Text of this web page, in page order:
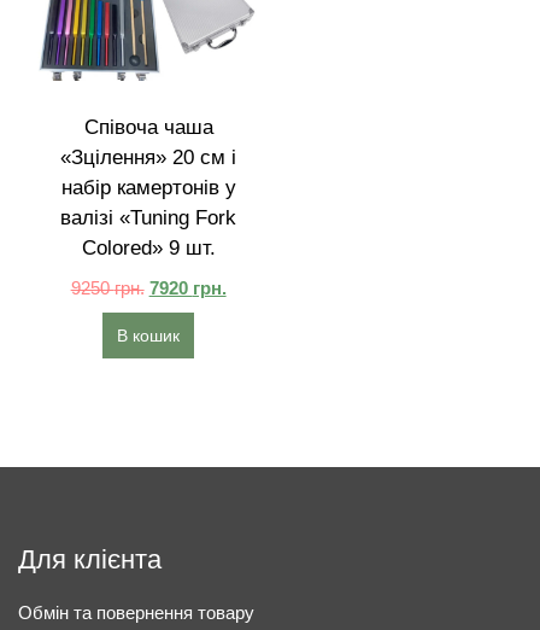
Співоча чаша
«Зцілення» 20 см і
набір камертонів у
валізі «Tuning Fork
Colored» 9 шт.
9250грн. 7920 грн.
В кошик
Для клієнта
Обмін та повернення товару